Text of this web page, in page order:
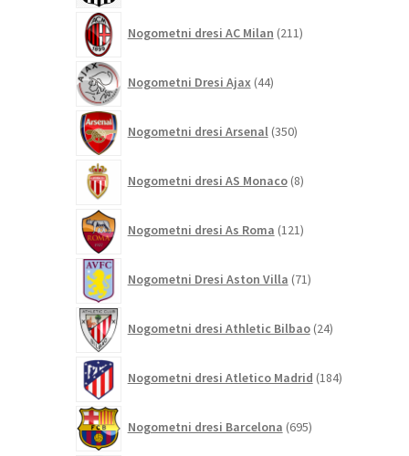
Nogometni dresi AC Milan 211izdelkov
Nogometni Dresi Ajax 44izdelkov
Nogometni dresi Arsenal 350izdelkov
Nogometni dresi AS Monaco 8izdelkov
Nogometni dresi As Roma 121izdelkov
Nogometni Dresi Aston Villa 71izdelkov
Nogometni dresi Athletic Bilbao 24izdelkov
Nogometni dresi Atletico Madrid 184izdelkov
Nogometni dresi Barcelona 695izdelkov